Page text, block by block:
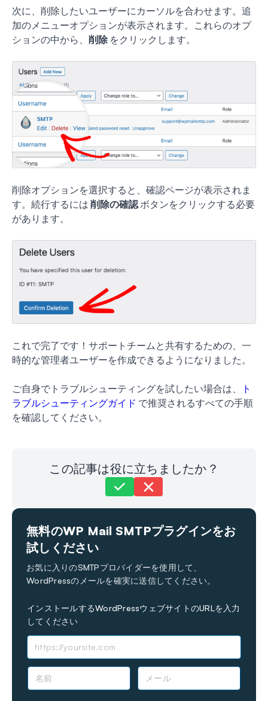
次に、削除したいユーザーにカーソルを合わせます。追
加のメニューオプションが表示されます。これらのオプ
ションの中から、 削除をクリックします。
削除オプションを選択すると、確認ページが表示されま
す。続行するには 削除の確認 ボタンをクリックする必要
があります。
これで完了です！サポートチームと共有するための、一
時的な管理者ユーザーを作成できるようになりました。
ご自身でトラブルシューティングを試したい場合は、
ト
ラブルシューティングガイド で推奨されるすべての手順
を確認してください。
この記事は役に立ちましたか？
まだお困りですか？
最終更新日：2023年11月30日
無料のWP Mail SMTPプラグインをお
試しください
お気に入りのSMTPプロバイダーを使用して、
WordPressのメールを確実に送信してください。
インストールするWordPressウェブサイトのURLを入力
してください
名
メ